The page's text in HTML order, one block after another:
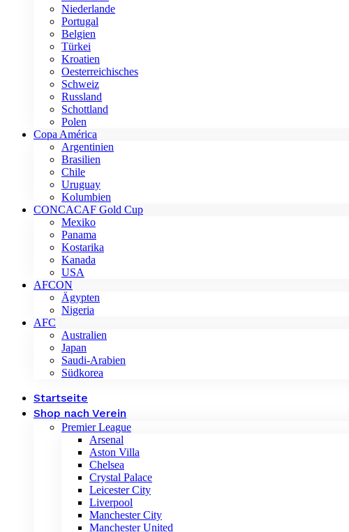
Niederlande
Portugal
Belgien
Türkei
Kroatien
Oesterreichisches
Schweiz
Russland
Schottland
Polen
Copa América
Argentinien
Brasilien
Chile
Uruguay
Kolumbien
CONCACAF Gold Cup
Mexiko
Panama
Kostarika
Kanada
USA
AFCON
Ägypten
Nigeria
AFC
Australien
Japan
Saudi-Arabien
Südkorea
Startseite
Shop nach Verein
Premier League
Arsenal
Aston Villa
Chelsea
Crystal Palace
Leicester City
Liverpool
Manchester City
Manchester United